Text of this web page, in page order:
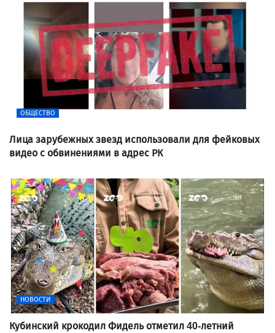
ОБЩЕСТВО
Лица зарубежных звезд использовали для фейковых
видео с обвинениями в адрес РК
НОВОСТИ
Кубинский крокодил Фидель отметил 40-летний